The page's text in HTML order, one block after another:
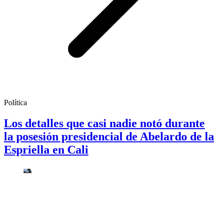
Política
Los detalles que casi nadie notó durante
la posesión presidencial de Abelardo de la
Espriella en Cali